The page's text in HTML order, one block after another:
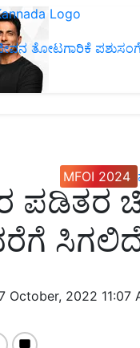
ತೋಟಗಾರಿಕೆ
MFOI 2024
ಪಡಿತರ
October, 2022 11:07